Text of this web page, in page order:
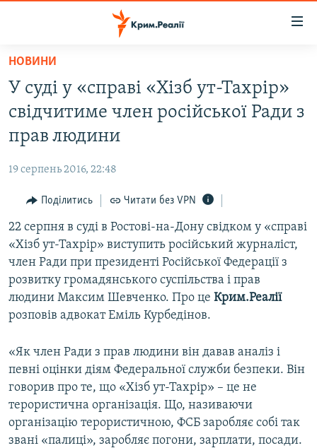
Перейти
основного
матеріалу
до
основної
навігації
Перейти
пошуку
ВОДА.КРИМ
БЛОГИ
ПОГЛЯД
ІНТЕРВ'Ю
ВСЕ ЗА ДЕНЬ
СПЕЦПРОЕКТИ
ДЕПОРТАЦІЯ
СВІДЧЕННЯ ОКУПАЦІЇ
УКРАЇНСЬКА ПРОБЛЕМА КРИМУ
ІНФОГРАФІКА
ЯК ОБІЙТИ БЛОКУВАННЯ
Qırımtatar
ДОЛУЧАЙСЯ!
НОВИНИ
У суді у «справі «Хізб ут-Тахрір»
свідчитиме член російської Ради з
прав людини
19 серпень 2016, 22:48
Поділитись Читати без VPN
22 серпня в суді в Ростові-на-Дону свідком у «справі
«Хізб ут-Тахрір» виступить російський журналіст,
член Ради при президенті Російської Федерації з
розвитку громадянського суспільства і прав
людини Максим Шевченко. Про це Крим.Реалії
розповів адвокат Еміль Курбедінов.
«Як член Ради з прав людини він давав аналіз і
певні оцінки діям Федеральної служби безпеки. Він
говорив про те, що «Хізб ут-Тахрір» – це не
терористична організація. Що, називаючи
організацію терористичною, ФСБ заробляє собі так
звані «палиці», заробляє погони, зарплати, посади.